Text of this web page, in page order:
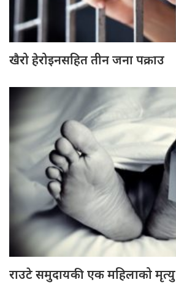
खैरो हेरोइनसहित तीन जना पक्राउ
राउटे समुदायकी एक महिलाको मृत्यु